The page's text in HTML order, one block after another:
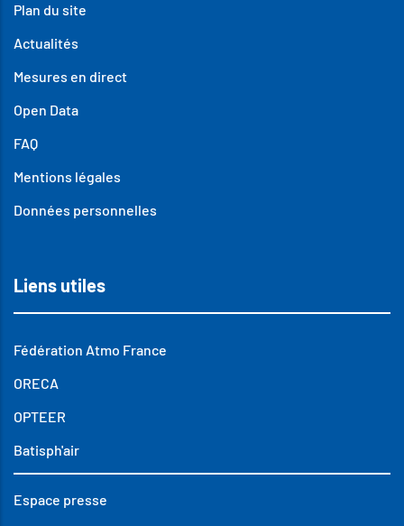
Plan du site
Actualités
Mesures en direct
Open Data
FAQ
Mentions légales
Données personnelles
Liens utiles
Fédération Atmo France
ORECA
OPTEER
Batisph'air
Espace presse